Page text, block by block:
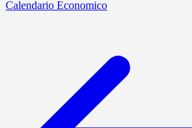
Calendario Economico